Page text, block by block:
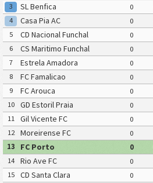
3
SL Benfica 0
4
Casa Pia AC 0
5
CD Nacional Funchal 0
6
CS Maritimo Funchal 0
7
Estrela Amadora 0
8
FC Famalicao 0
9
FC Arouca 0
10
GD Estoril Praia 0
11
Gil Vicente FC 0
12
Moreirense FC 0
13
FC Porto 0
14
Rio Ave FC 0
15
CD Santa Clara 0